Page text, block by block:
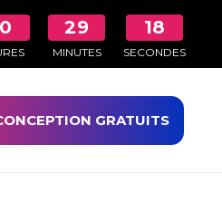
29
MINUTES
17
SECONDES
GRATUITS